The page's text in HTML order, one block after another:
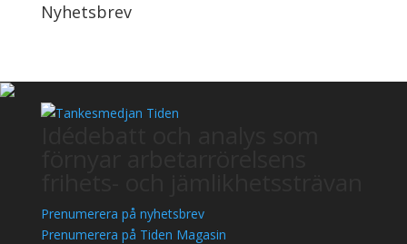
Nyhetsbrev
Prenumerera på nyhetsbrev
Prenumerera på Tiden Magasin